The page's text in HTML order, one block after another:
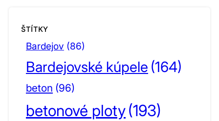
ŠTÍTKY
Bardejov (86)
Bardejovské kúpele (164)
beton (96)
betonové ploty(193)